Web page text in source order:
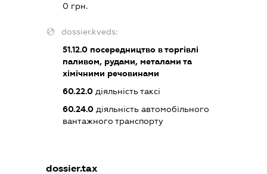
0 грн.
dossier.kveds:
51.12.0посередництво в торгівлі
паливом, рудами, металами та
хімічними речовинами
60.22.0діяльність таксі
60.24.0діяльність автомобільного
вантажного транспорту
dossier.tax